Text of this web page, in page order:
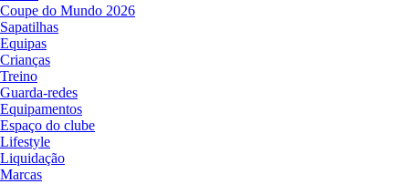
Coupe do Mundo 2026
Sapatilhas
Equipas
Crianças
Treino
Guarda-redes
Equipamentos
Espaço do clube
Lifestyle
Liquidação
Marcas